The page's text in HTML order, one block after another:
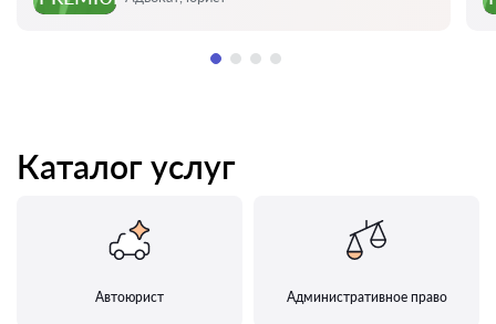
Каталог услуг
Автоюрист Административное право